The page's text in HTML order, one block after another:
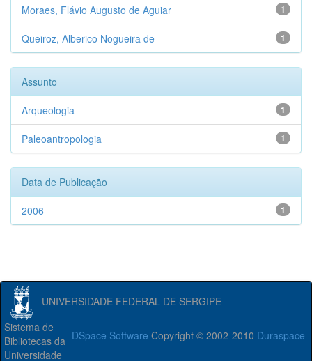
1
Moraes, Flávio Augusto de Aguiar
1
Queiroz, Alberico Nogueira de
Assunto
1
Arqueologia
1
Paleoantropologia
Data de Publicação
1
2006
UNIVERSIDADE FEDERAL DE SERGIPE
DSpace Software Copyright © 2002-2010 Duraspace
Sistema de
Bibliotecas da
Universidade